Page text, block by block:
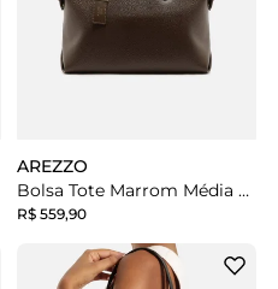
AREZZO
Bolsa Tote Marrom Média Corrente Dourada
R$ 559,90